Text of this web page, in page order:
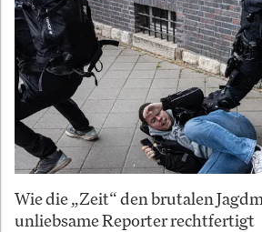
Wie die „Zeit“ den brutalen
unliebsame Reporter rechtfertigt